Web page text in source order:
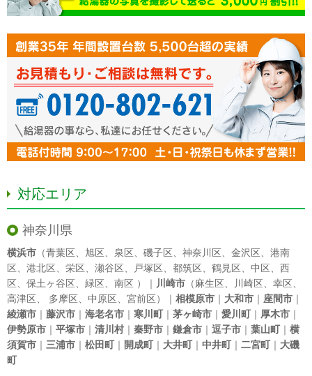
対応エリア
神奈川県
横浜市 （青葉区 旭区 泉区 磯子区 神奈川区 金沢区
港南
区
港北区 栄区 瀬谷区 戸塚区 都筑区 鶴見区 中区
西
区
保土ヶ谷区 緑区 南区 ）｜ 川崎市 （麻生区 川崎区 幸区
高津区
多摩区 中原区 宮前区）｜ 相模原市 ｜ 大和市 ｜ 座間市 ｜
綾瀬市 ｜ 藤沢市 ｜ 海老名市 ｜ 寒川町｜ 茅ヶ崎市 ｜ 愛川町｜ 厚木市 ｜
伊勢原市 ｜ 平塚市 ｜ 清川村｜ 秦野市 ｜ 鎌倉市 ｜ 逗子市 ｜ 葉山町｜ 横
須賀市 ｜ 三浦市 ｜ 松田町｜ 開成町｜ 大井町｜ 中井町｜ 二宮町｜ 大磯
町